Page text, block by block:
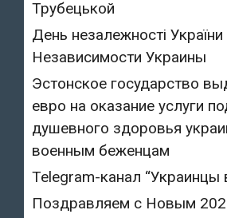
Трубецькой
День незалежності
Независимости Украины
Эстонское государство
евро на оказание услуги
душевного здоровья
военным беженцам
Telegram-канал “Украинцы
Поздравляем с Новым